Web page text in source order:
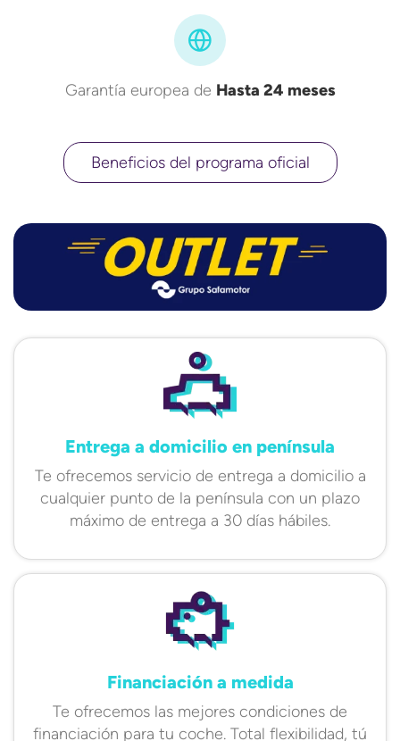
Garantía europea de Hasta 24 meses
Beneficios del programa oficial
Entrega a domicilio en península
Te ofrecemos servicio de entrega a domicilio a
cualquier punto de la península con un plazo
máximo de entrega a 30 días hábiles.
Financiación a medida
Te ofrecemos las mejores condiciones de
financiación para tu coche. Total flexibilidad, tú